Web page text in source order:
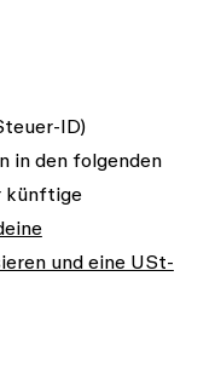
ID)
in den folgenden
künftige
und eine USt-